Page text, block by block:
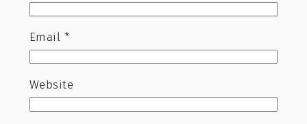
Email *
Website